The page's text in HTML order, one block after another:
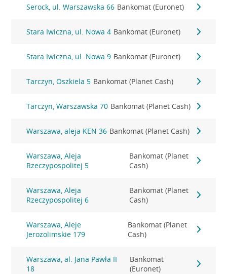
Serock, ul. Warszawska 66 Bankomat (Euronet)
Stara Iwiczna, ul. Nowa 4 Bankomat (Euronet)
Stara Iwiczna, ul. Nowa 9 Bankomat (Euronet)
Tarczyn, Oszkiela 5 Bankomat (Planet Cash)
Tarczyn, Warszawska 70 Bankomat (Planet Cash)
Warszawa, aleja KEN 36 Bankomat (Planet Cash)
Warszawa, Aleja
Rzeczypospolitej 5
Bankomat (Planet
Cash)
Warszawa, Aleja
Rzeczypospolitej 6
Bankomat (Planet
Cash)
Warszawa, Aleje
Jerozolimskie 179
Bankomat (Planet
Cash)
Warszawa, al. Jana Pawła II
18
Bankomat
(Euronet)